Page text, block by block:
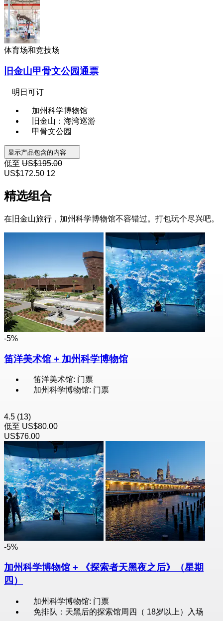
体育场和竞技场
旧金山甲骨文公园通票
明日可订
加州科学博物馆
旧金山：海湾巡游
甲骨文公园
显示产品包含的内容
低至 US$195.00
US$172.50 12
精选组合
在旧金山旅行，加州科学博物馆不容错过。打包玩个尽兴吧。
-5%
笛洋美术馆 + 加州科学博物馆
笛洋美术馆: 门票
加州科学博物馆: 门票
4.5 (13)
低至 US$80.00
US$76.00
-5%
加州科学博物馆 + 《探索者天黑夜之后》（星期
四）
加州科学博物馆: 门票
免排队：天黑后的探索馆周四（ 18岁以上）入场